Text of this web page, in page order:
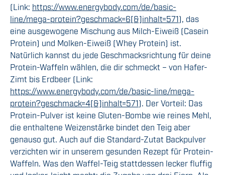
(Link: https://www.energybody.com/de/basic-
line/mega-protein?geschmack=6[&]inhalt=571), das
eine ausgewogene Mischung aus Milch-Eiweiß (Casein
Protein) und Molken-Eiweiß (Whey Protein) ist.
Natürlich kannst du jede Geschmacksrichtung für deine
Protein-Waffeln wählen, die dir schmeckt – von Hafer-
Zimt bis Erdbeer (Link:
https://www.energybody.com/de/basic-line/mega-
protein?geschmack=4[&]inhalt=571). Der Vorteil: Das
Protein-Pulver ist keine Gluten-Bombe wie reines Mehl,
die enthaltene Weizenstärke bindet den Teig aber
genauso gut. Auch auf die Standard-Zutat Backpulver
verzichten wir in unserem gesunden Rezept für Protein-
Waffeln. Was den Waffel-Teig stattdessen lecker fluffig